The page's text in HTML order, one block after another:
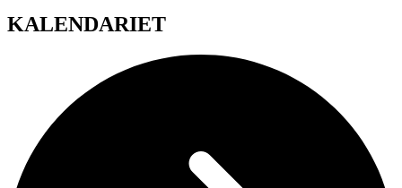
KALENDARIET